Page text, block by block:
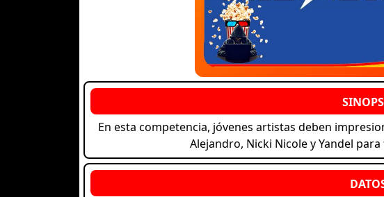
En esta competencia, jóvenes artistas deben
Alejandro, Nicki Nicole y Yandel